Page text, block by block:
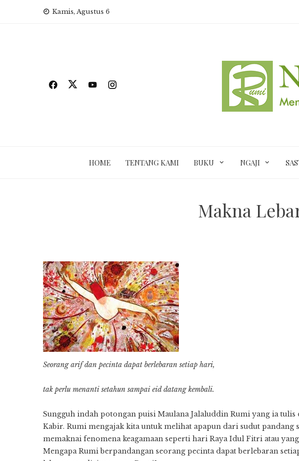
Kamis, Agustus 6
HOME TENTANG KAMI BUKU NGAJI
Makna
Seorang arif dan pecinta dapat berlebaran setiap hari,
tak perlu menanti setahun sampai eid datang kembali.
Sungguh indah potongan puisi Maulana Jalaluddin Rumi yang ia tulis
Kabir. Rumi mengajak kita untuk melihat apapun dari sudut pandang
memaknai fenomena keagamaan seperti hari Raya Idul Fitri atau
Mengapa Rumi berpandangan seorang pecinta dapat berlebaran